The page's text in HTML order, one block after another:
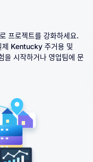
프로젝트를 강화하세요.
제 Kentucky 주거용 및
을 시작하거나 영업팀에 문